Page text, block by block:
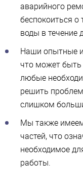
аварийного
беспокоиться о
воды в течение
Наши опытные
что может быть
любые
решить
слишком
Мы также
частей, что
необходимое
работы.